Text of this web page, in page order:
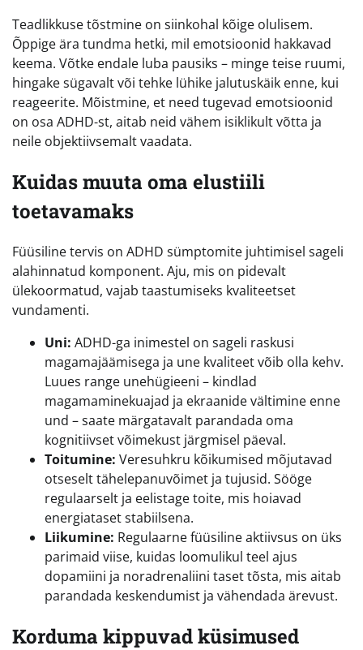
Teadlikkuse tõstmine on siinkohal kõige olulisem.
Õppige ära tundma hetki, mil emotsioonid hakkavad
keema. Võtke endale luba pausiks – minge teise ruumi,
hingake sügavalt või tehke lühike jalutuskäik enne, kui
reageerite. Mõistmine, et need tugevad emotsioonid
on osa ADHD-st, aitab neid vähem isiklikult võtta ja
neile objektiivsemalt vaadata.
Kuidas muuta oma elustiili
toetavamaks
Füüsiline tervis on ADHD sümptomite juhtimisel sageli
alahinnatud komponent. Aju, mis on pidevalt
ülekoormatud, vajab taastumiseks kvaliteetset
vundamenti.
Uni: ADHD-ga inimestel on sageli raskusi
magamajäämisega ja une kvaliteet võib olla kehv.
Luues range unehügieeni – kindlad
magamaminekuajad ja ekraanide vältimine enne
und – saate märgatavalt parandada oma
kognitiivset võimekust järgmisel päeval.
Toitumine: Veresuhkru kõikumised mõjutavad
otseselt tähelepanuvõimet ja tujusid. Sööge
regulaarselt ja eelistage toite, mis hoiavad
energiataset stabiilsena.
Liikumine: Regulaarne füüsiline aktiivsus on üks
parimaid viise, kuidas loomulikul teel ajus
dopamiini ja noradrenaliini taset tõsta, mis aitab
parandada keskendumist ja vähendada ärevust.
Korduma kippuvad küsimused